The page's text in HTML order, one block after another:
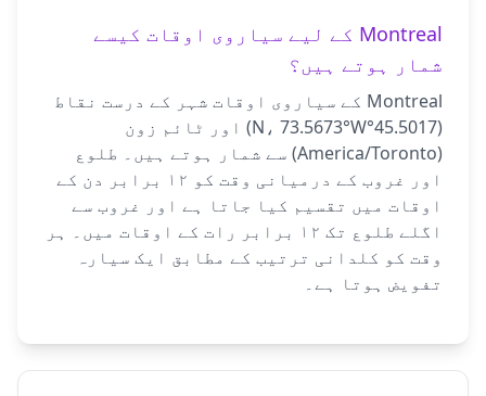
Montreal کے لیے سیاروی اوقات کیسے
شمار ہوتے ہیں؟
Montreal کے سیاروی اوقات شہر کے درست نقاط
(45.5017°N، 73.5673°W) اور ٹائم زون
(America/Toronto) سے شمار ہوتے ہیں۔ طلوع
اور غروب کے درمیانی وقت کو ۱۲ برابر دن کے
اوقات میں تقسیم کیا جاتا ہے اور غروب سے
اگلے طلوع تک ۱۲ برابر رات کے اوقات میں۔ ہر
وقت کو کلدانی ترتیب کے مطابق ایک سیارہ
تفویض ہوتا ہے۔